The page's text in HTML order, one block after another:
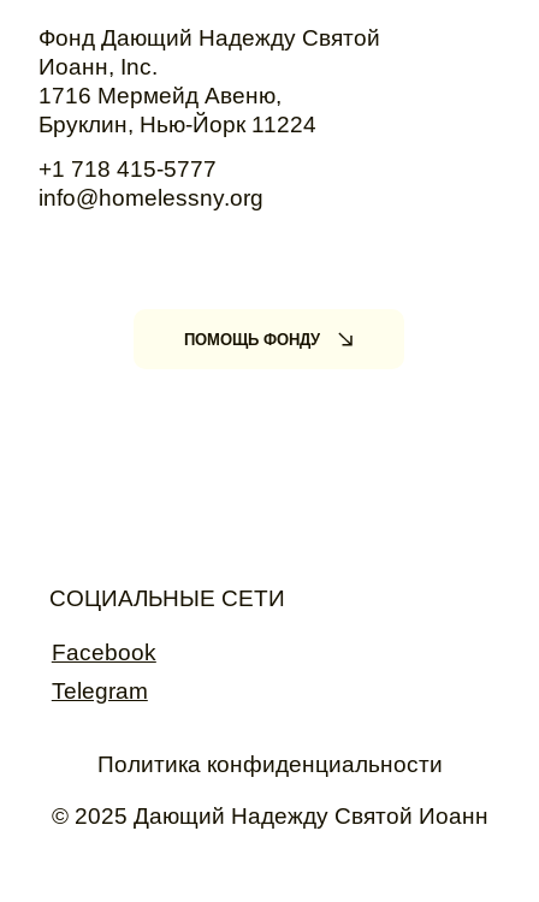
Поленов. Он очень хочет
начать с вами
переписываться».
История Никиты
невероятной. Его не могли
депортиро
Фонд Дающий Надежду Святой
Иоанн, Inc.
1716 Мермейд Авеню,
Бруклин, Нью-Йорк 11224
+1 718 415-5777
info@homelessny.org
СОЦИАЛЬНЫЕ СЕТИ
Facebook
Telegram
ПОМОЩЬ ФОНДУ
Политика конфиденциальности
© 2025 Дающий Hадежду Святой Иоанн